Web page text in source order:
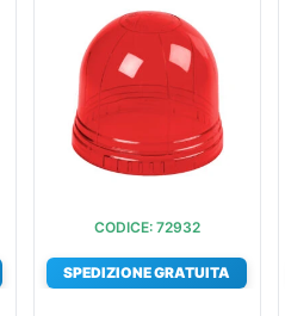
CODICE: 72932
SPEDIZIONE GRATUITA
prezzo
originale
era:
€22,08.
è:
€17,69.